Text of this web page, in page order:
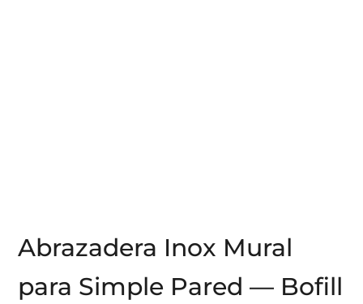
Abrazadera Inox Mural
para Simple Pared — Bofill